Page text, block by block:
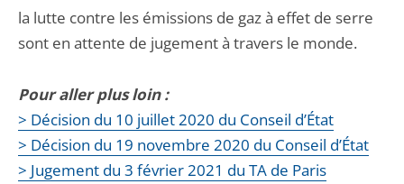
la lutte contre les émissions de gaz à effet de serre
sont en attente de jugement à travers le monde.
Pour aller plus loin :
> Décision du 10 juillet 2020 du Conseil d’État
> Décision du 19 novembre 2020 du Conseil d’État
> Jugement du 3 février 2021 du TA de Paris